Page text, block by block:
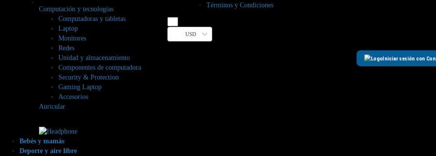
Computación y tecnologías
Computadoras y tabletas
Laptop
Monitores
Redes
Unidad y almacenamiento
Componentes de computadora
Security & Protection
Gaming Laptop
Accesorios
Auricular
Bebés y mamás
Deporte y aire libre
Términos y Condiciones
USD
Iniciar sesión con